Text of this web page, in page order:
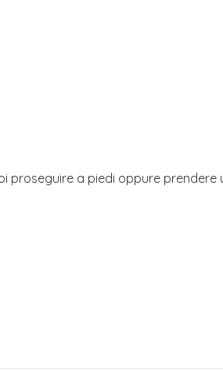
proseguire a piedi oppure